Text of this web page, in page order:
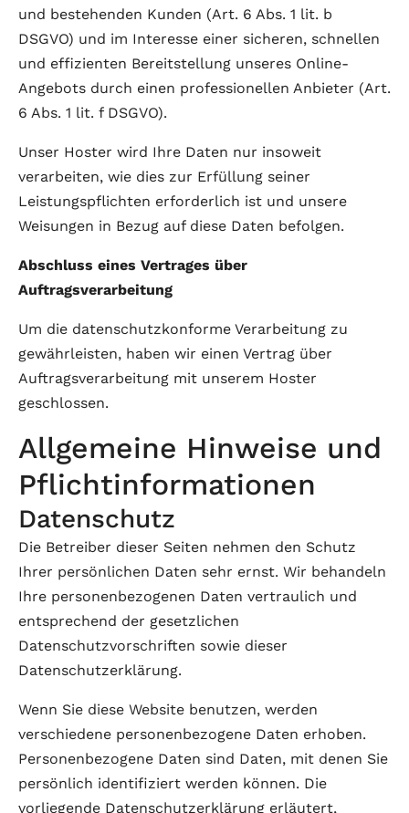
und bestehenden Kunden (Art. 6 Abs. 1 lit. b
DSGVO) und im Interesse einer sicheren, schnellen
und effizienten Bereitstellung unseres Online-
Angebots durch einen professionellen Anbieter (Art.
6 Abs. 1 lit. f DSGVO).
Unser Hoster wird Ihre Daten nur insoweit
verarbeiten, wie dies zur Erfüllung seiner
Leistungspflichten erforderlich ist und unsere
Weisungen in Bezug auf diese Daten befolgen.
Abschluss eines Vertrages über
Auftragsverarbeitung
Um die datenschutzkonforme Verarbeitung zu
gewährleisten, haben wir einen Vertrag über
Auftragsverarbeitung mit unserem Hoster
geschlossen.
Allgemeine Hinweise und
Pflichtinformationen
Datenschutz
Die Betreiber dieser Seiten nehmen den Schutz
Ihrer persönlichen Daten sehr ernst. Wir behandeln
Ihre personenbezogenen Daten vertraulich und
entsprechend der gesetzlichen
Datenschutzvorschriften sowie dieser
Datenschutzerklärung.
Wenn Sie diese Website benutzen, werden
verschiedene personenbezogene Daten erhoben.
Personenbezogene Daten sind Daten, mit denen Sie
persönlich identifiziert werden können. Die
vorliegende Datenschutzerklärung erläutert,